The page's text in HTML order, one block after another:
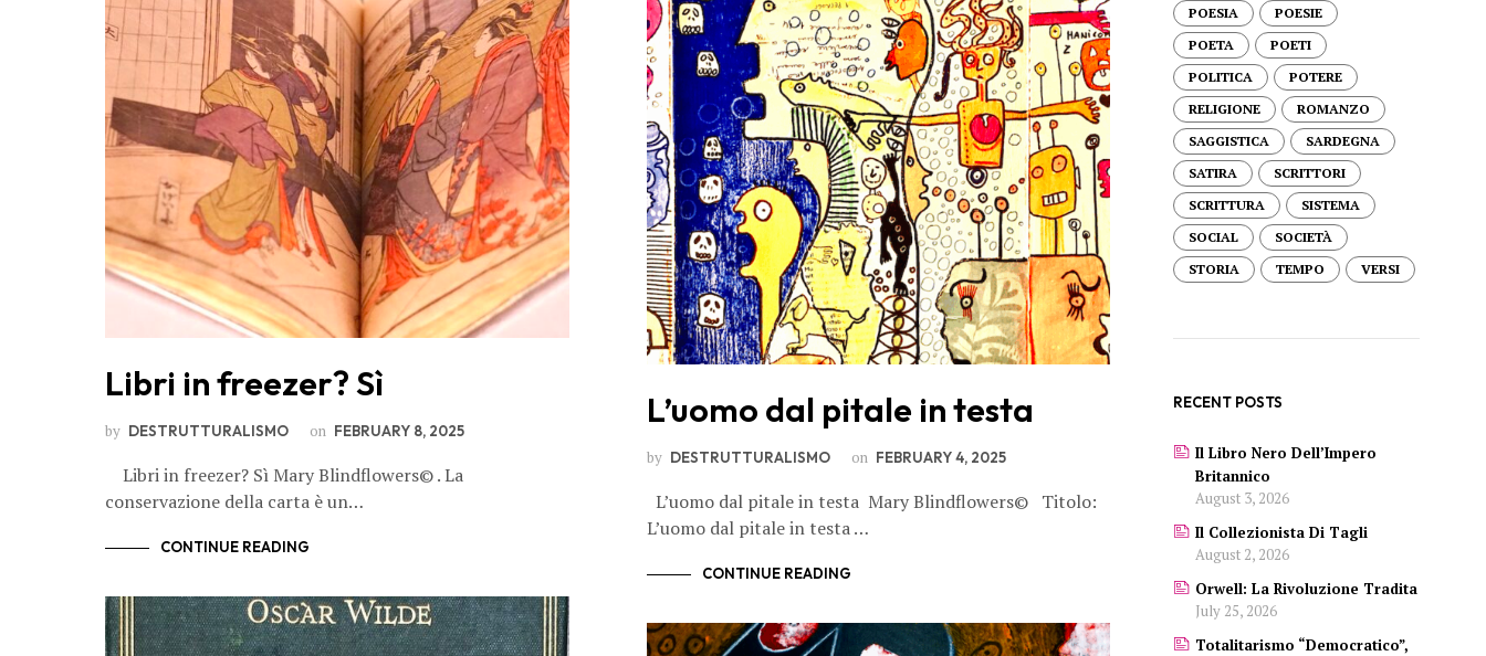
Libri in freezer? Sì
by DESTRUTTURALISMO on FEBRUARY 8, 2025
Libri in freezer? Sì Mary Blindflowers© . La
conservazione della carta è un…
CONTINUE READING
L’uomo dal pitale in testa
by DESTRUTTURALISMO on FEBRUARY 4, 2025
L’uomo dal pitale in testa Mary Blindflowers© Titolo:
L’uomo dal pitale in testa …
CONTINUE READING
POESIA
POESIE
POETA
POETI
POLITICA
POTERE
RELIGIONE
ROMANZO
SAGGISTICA
SARDEGNA
SATIRA
SCRITTORI
SCRITTURA
SISTEMA
SOCIAL
SOCIETÀ
STORIA
TEMPO VERSI
RECENT POSTS
Il Libro Nero Dell’Impero
Britannico
August 3, 2026
Il Collezionista Di Tagli
August 2, 2026
Orwell: La Rivoluzione Tradita
July 25, 2026
Totalitarismo “democratico”,